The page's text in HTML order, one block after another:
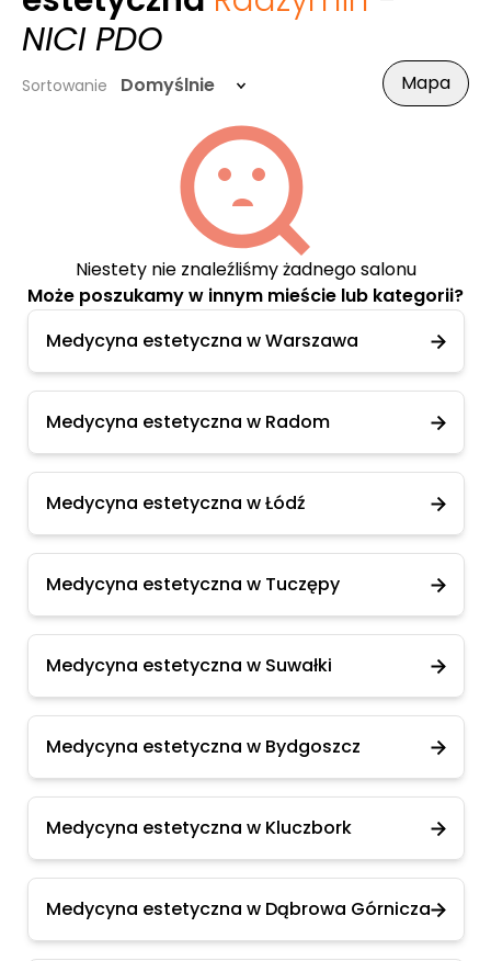
NICI PDO
Sortowanie Domyślnie Mapa
Niestety nie znaleźliśmy żadnego salonu
Może poszukamy w innym mieście lub kategorii?
Medycyna estetyczna w Warszawa
Medycyna estetyczna w Radom
Medycyna estetyczna w Łódź
Medycyna estetyczna w Tuczępy
Medycyna estetyczna w Suwałki
Medycyna estetyczna w Bydgoszcz
Medycyna estetyczna w Kluczbork
Medycyna estetyczna w Dąbrowa Górnicza